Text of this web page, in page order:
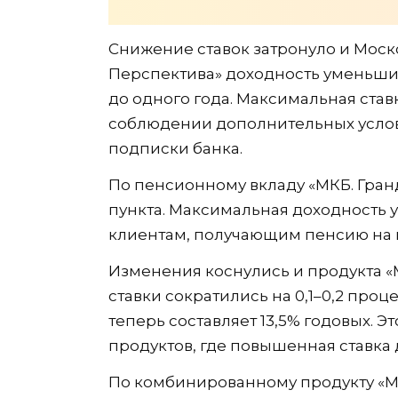
Снижение ставок затронуло и
Перспектива» доходность
до одного года. Максимальная
соблюдении дополнительных
подписки банка.
По пенсионному вкладу «МКБ.
пункта. Максимальная доходность
клиентам, получающим пенсию на
Изменения коснулись и продукта
ставки сократились на 0,1–0,2
теперь составляет 13,5% годовых.
продуктов, где повышенная
По комбинированному продукту